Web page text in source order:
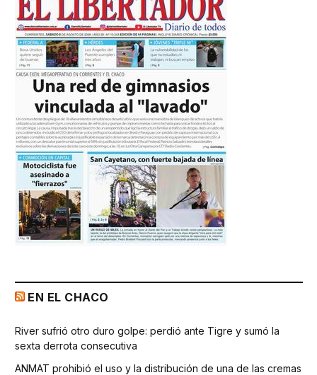
EN EL CHACO
River sufrió otro duro golpe: perdió ante Tigre y sumó la
sexta derrota consecutiva
ANMAT prohibió el uso y la distribución de una de las cremas